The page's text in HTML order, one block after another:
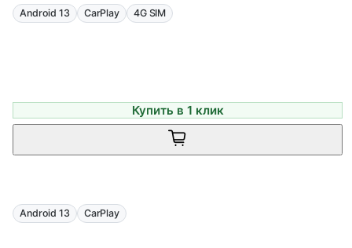
Android 13 CarPlay 4G SIM
Купить в 1 клик
Android 13 CarPlay